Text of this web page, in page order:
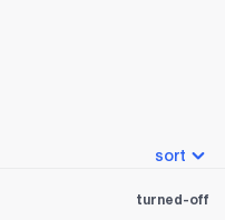
sort
turned-off